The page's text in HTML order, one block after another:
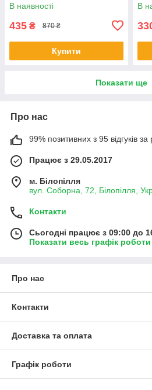
В наявності
435 ₴ 870 ₴
Купити
В
Показати ще
Про нас
99% позитивних з 95 відгуків за
Працює з 29.05.2017
м. Білопілля
вул. Соборна, 72, Білопілля,
Контакти
Сьогодні працює з 09:00 до
Показати весь графік роботи
Про нас
Контакти
Доставка та оплата
Графік роботи